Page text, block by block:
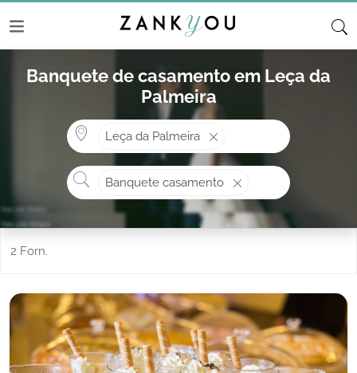
Banquete de casamento em Leça da
Palmeira
Onde? ex: Cascais
Leça da Palmeira
O que procura?
Banquete casamento
2 Forn.